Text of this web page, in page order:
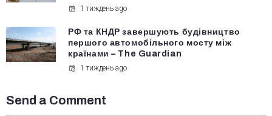
1 тиждень ago
РФ та КНДР завершують будівництво
першого автомобільного мосту між
країнами – The Guardian
1 тиждень ago
Send a Comment